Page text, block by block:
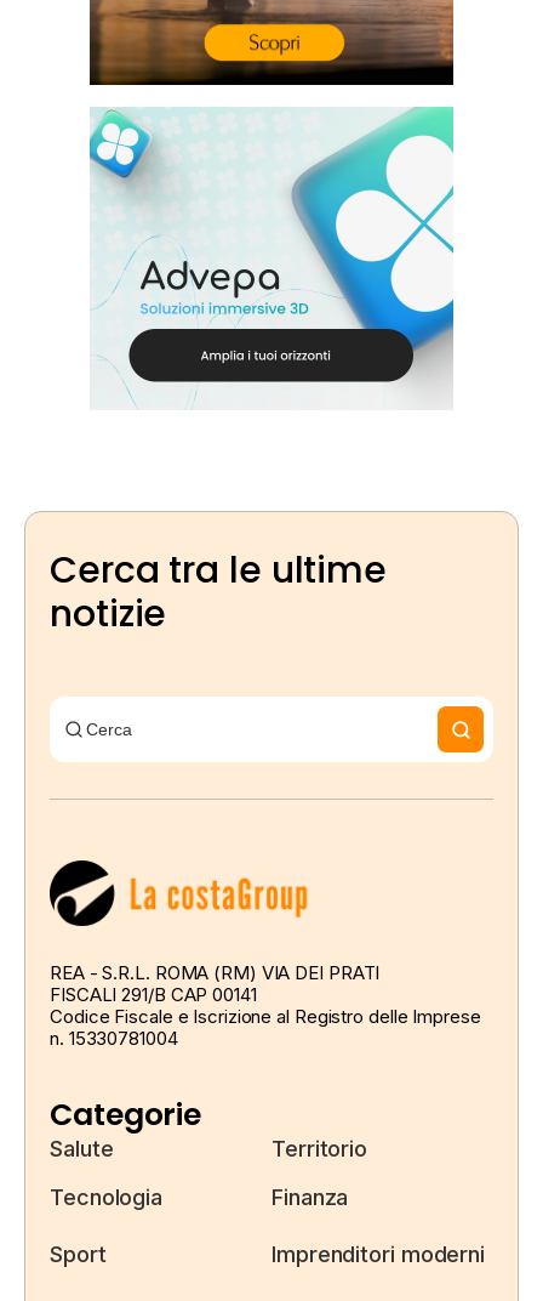
Cerca tra le ultime
notizie
REA - S.R.L. ROMA (RM) VIA DEI PRATI
FISCALI 291/B CAP 00141
Codice Fiscale e Iscrizione al Registro delle Imprese
n. 15330781004
Categorie
Salute
Tecnologia
Sport
Territorio
Finanza
Imprenditori moderni